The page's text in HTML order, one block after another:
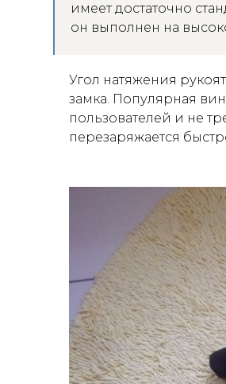
имеет достаточно
он выполнен на
Угол натяжения
замка. Популярная
пользователей и не
перезаряжается